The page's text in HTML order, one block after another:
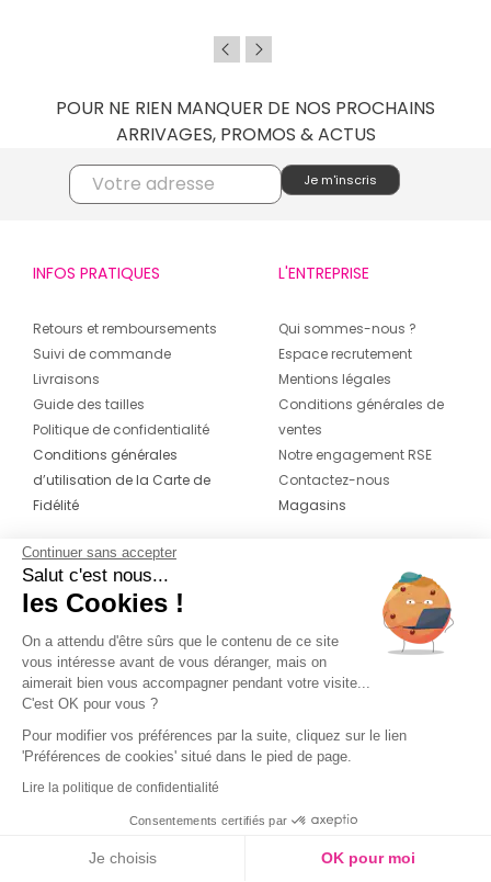
POUR NE RIEN MANQUER DE NOS PROCHAINS
ARRIVAGES, PROMOS & ACTUS
INFOS PRATIQUES
Retours et remboursements
Suivi de commande
Livraisons
Guide des tailles
Politique de confidentialité
Conditions générales
d’utilisation de la Carte de
Fidélité
L'ENTREPRISE
Qui sommes-nous ?
Espace recrutement
Mentions légales
Conditions générales de
ventes
Notre engagement RSE
Contactez-nous
Magasins
CONTACT
04 42 20 78 42
Du lundi au jeudi de 8h30 à 16h30 & le
vendredi de 8h30 à 15h30
Continuer sans accepter
Salut c'est nous...
les Cookies !
On a attendu d'être sûrs que le contenu de ce site
vous intéresse avant de vous déranger, mais on
aimerait bien vous accompagner pendant votre visite...
C'est OK pour vous ?
Pour modifier vos préférences par la suite, cliquez sur le lien
'Préférences de cookies' situé dans le pied de page.
Lire la politique de confidentialité
Consentements certifiés par
Je choisis OK pour moi